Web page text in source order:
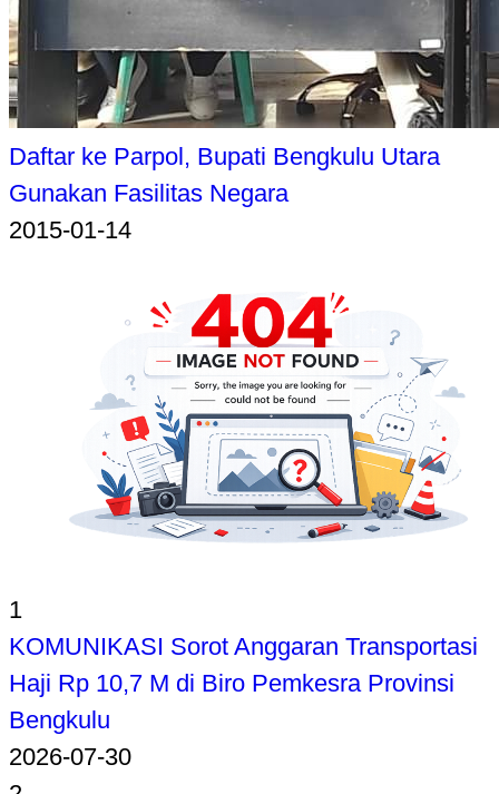
Daftar ke Parpol, Bupati Bengkulu Utara
Gunakan Fasilitas Negara
2015-01-14
1
KOMUNIKASI Sorot Anggaran Transportasi
Haji Rp 10,7 M di Biro Pemkesra Provinsi
Bengkulu
2026-07-30